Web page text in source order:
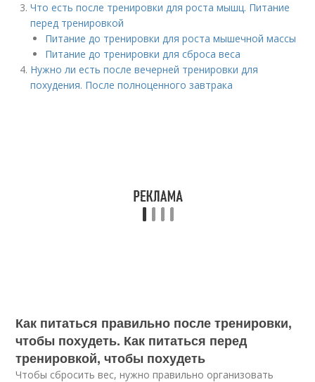
Что есть после тренировки для роста мышц. Питание
перед тренировкой
Питание до тренировки для роста мышечной массы
Питание до тренировки для сброса веса
Нужно ли есть после вечерней тренировки для
похудения. После полноценного завтрака
Как питаться правильно после тренировки,
чтобы похудеть. Как питаться перед
тренировкой, чтобы похудеть
Чтобы сбросить вес, нужно правильно организовать